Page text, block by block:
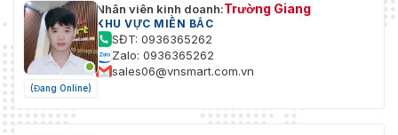
(Đang Online)
Nhân viên kinh doanh:Trường Giang
KHU VỰC MIỀN BẮC
SĐT: 0936365262
Zalo: 0936365262
sales06@vnsmart.com.vn